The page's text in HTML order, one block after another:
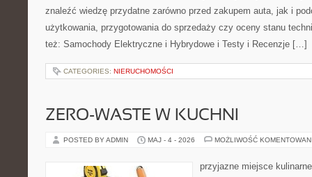
znaleźć wiedzę przydatne zarówno przed zakupem auta, jak i
użytkowania, przygotowania do sprzedaży czy oceny stanu
też: Samochody Elektryczne i Hybrydowe i Testy i Recenzje […]
CATEGORIES: NIERUCHOMOŚCI
ZERO-WASTE W KUCHNI
POSTED BY ADMIN MAJ - 4 - 2026 MOŻLIWOŚĆ
przyjazne miejsce